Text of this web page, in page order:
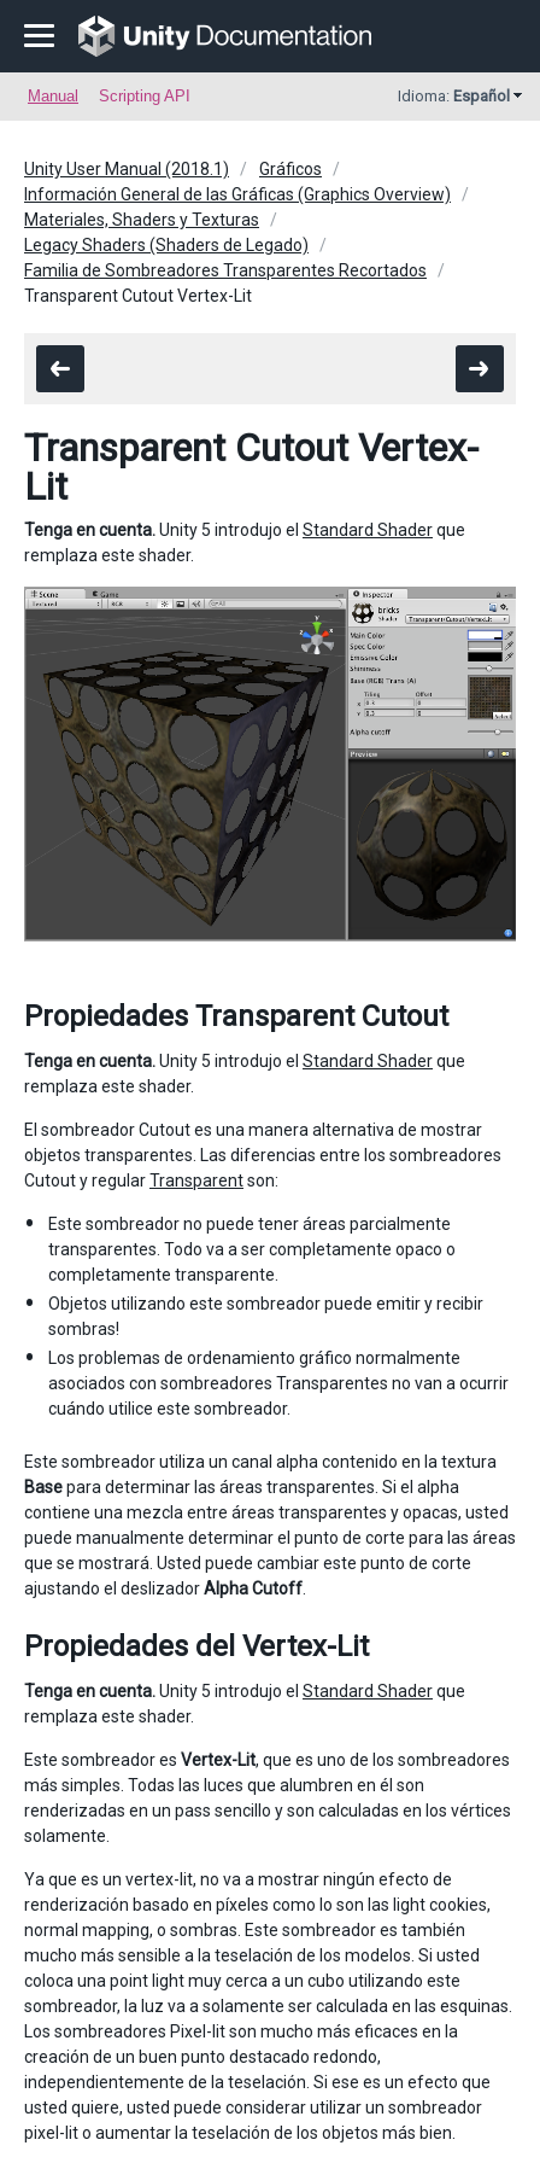
Manual Scripting API Idioma: Español
Unity User Manual (2018.1)
Gráficos
Información General de las Gráficas (Graphics Overview)
Materiales, Shaders y Texturas
Legacy Shaders (Shaders de Legado)
Familia de Sombreadores Transparentes Recortados
Transparent Cutout Vertex-Lit
Transparent Cutout Vertex-
Lit
Tenga en cuenta.Unity 5 introdujo el Standard Shaderque
remplaza este shader.
Propiedades Transparent Cutout
Tenga en cuenta.Unity 5 introdujo el Standard Shaderque
remplaza este shader.
El sombreador Cutout es una manera alternativa de mostrar
objetos transparentes. Las diferencias entre los sombreadores
Cutout y regularTransparentson:
Este sombreador no puede tener áreas parcialmente
transparentes. Todo va a ser completamente opaco o
completamente transparente.
Objetos utilizando este sombreador puede emitir y recibir
sombras!
Los problemas de ordenamiento gráfico normalmente
asociados con sombreadores Transparentes no van a ocurrir
cuándo utilice este sombreador.
Este sombreador utiliza un canal alpha contenido en la textura
Basepara determinar las áreas transparentes. Si el alpha
contiene una mezcla entre áreas transparentes y opacas, usted
puede manualmente determinar el punto de corte para las áreas
que se mostrará. Usted puede cambiar este punto de corte
ajustando el deslizadorAlpha Cutoff
Propiedades del Vertex-Lit
Tenga en cuenta.Unity 5 introdujo el Standard Shaderque
remplaza este shader.
Este sombreador es Vertex-Lit, que es uno de los sombreadores
más simples. Todas las luces que alumbren en él son
renderizadas en un pass sencillo y son calculadas en los vértices
solamente.
Ya que es un vertex-lit, no va a mostrar ningún efecto de
renderización basado en píxeles como lo son las light cookies,
normal mapping, o sombras. Este sombreador es también
mucho más sensible a la teselación de los modelos. Si usted
coloca una point light muy cerca a un cubo utilizando este
sombreador, la luz va a solamente ser calculada en las esquinas.
Los sombreadores Pixel-lit son mucho más eficaces en la
creación de un buen punto destacado redondo,
independientemente de la teselación. Si ese es un efecto que
usted quiere, usted puede considerar utilizar un sombreador
pixel-lit o aumentar la teselación de los objetos más bien.